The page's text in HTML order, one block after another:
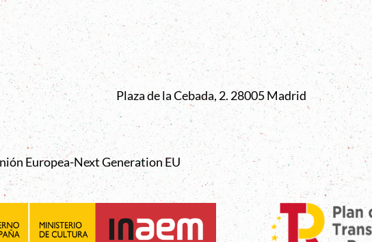
Plaza de la Cebada, 2. 28005 Madrid
Europea-Next Generation EU